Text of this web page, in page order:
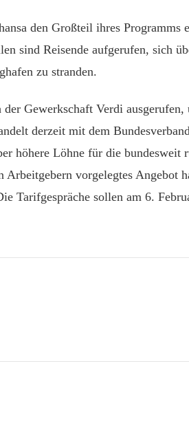
den Großteil ihres Programms
sind Reisende aufgerufen, sich
zu stranden.
Gewerkschaft Verdi ausgerufen,
derzeit mit dem
höhere Löhne für die bundesweit
vorgelegtes Angebot
Tarifgespräche sollen am 6.